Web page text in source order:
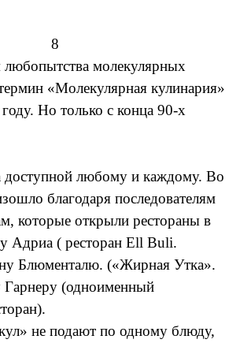
любопытства молекулярных
«Молекулярная кулинария»
Но только с конца 90-х
доступной любому и каждому. Во
благодаря последователям
которые открыли рестораны в
Адриа ( ресторан Ell Buli.
Блюменталю. («Жирная Утка».
(одноименный
не подают по одному блюду,